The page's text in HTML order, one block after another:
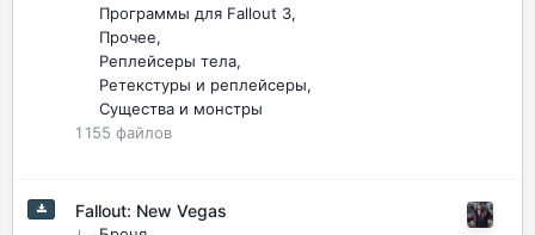
Программы для Fallout 3
Прочее
Реплейсеры тела
Ретекстуры и реплейсеры
Существа и монстры
1 155 файлов
Fallout: New Vegas